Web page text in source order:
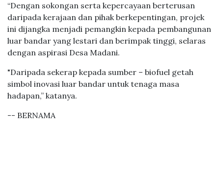
“Dengan sokongan serta kepercayaan berterusan
daripada kerajaan dan pihak berkepentingan, projek
ini dijangka menjadi pemangkin kepada pembangunan
luar bandar yang lestari dan berimpak tinggi, selaras
dengan aspirasi Desa Madani.
"Daripada sekerap kepada sumber – biofuel getah
simbol inovasi luar bandar untuk tenaga masa
hadapan,” katanya.
-- BERNAMA